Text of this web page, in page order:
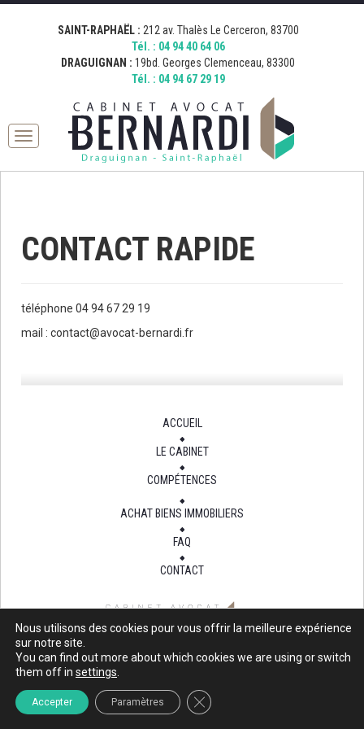
[google_map address="19 Boulevard Georges Clemenceau, 83300
Draguignan, France" zoom="15" desc="AVOCAT BERNARDI
DRAGUIGNAN" icon="http://bernardi.demo.comkwatt.com/wp-
content/uploads/2015/11/icon_map.png" ]
[google_map address="212 Avenue Thalès, 83700 Saint-Raphaël,
France" zoom="15" desc="AVOCAT BERNARDI SAINT RAPHAEL"
icon="http://bernardi.demo.comkwatt.com/wp-
content/uploads/2015/11/icon_map.png" ]
SAINT-RAPHAËL : 212 av. Thalès Le Cerceron, 83700
Tél. : 04 94 40 64 06
DRAGUIGNAN : 19bd. Georges Clemenceau, 83300
Tél. : 04 94 67 29 19
Toggle
CONTACT RAPIDE
téléphone 04 94 67 29 19
mail : contact@avocat-bernardi.fr
ACCUEIL
LE CABINET
COMPÉTENCES
ACHAT BIENS IMMOBILIERS
FAQ
CONTACT
Site mis à jour au 15 Oct 2015
Nous utilisons des cookies pour vous offrir la meilleure expérience
sur notre site.
You can find out more about which cookies we are using or switch
them off in settings
Accepter Paramètres Close GDPR Cookie Banner